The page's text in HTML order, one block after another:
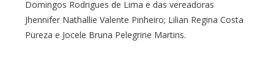
Domingos Rodrigues de Lima e das vereadoras
Jhennifer Nathallie Valente Pinheiro; Lilian Regina Costa
Pureza e Jocele Bruna Pelegrine Martins.